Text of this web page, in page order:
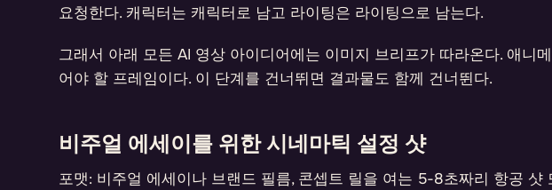
요청한다. 캐릭터는 캐릭터로 남고 라이팅은 라이팅으로 남는다.
그래서 아래 모든 AI 영상 아이디어에는 이미지 브리프가 따라온다. 애니
어야 할 프레임이다. 이 단계를 건너뛰면 결과물도 함께 건너뛴다.
비주얼 에세이를 위한 시네마틱 설정 샷
포맷: 비주얼 에세이나 브랜드 필름, 콘셉트 릴을 여는 5-8초짜리 항공 샷